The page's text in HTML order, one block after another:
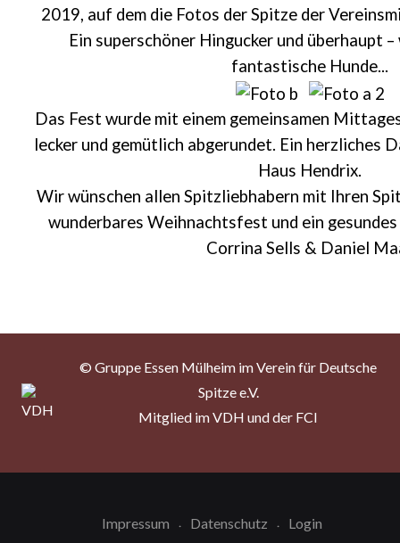
2019, auf dem die Fotos der Spitze der
Ein superschöner Hingucker und überhaupt
fantastische Hunde...
Das Fest wurde mit einem gemeinsamen
lecker und gemütlich abgerundet. Ein herzliches
Haus Hendrix.
Wir wünschen allen Spitzliebhabern mit Ihren
wunderbares Weihnachtsfest und ein
Corrina Sells & Daniel
© Gruppe Essen Mülheim im Verein für Deutsche
Spitze e.V.
Mitglied im VDH und der FCI
Impressum Datenschutz Login